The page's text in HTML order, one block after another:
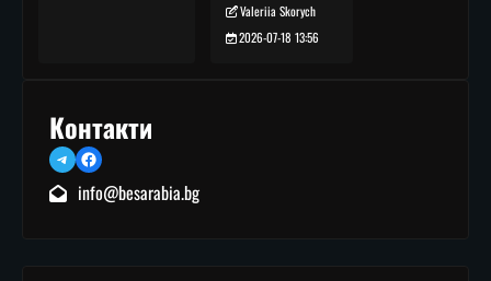
Valeriia Skorych
2026-07-18 13:56
Контакти
TelegramFacebook
info@besarabia.bg